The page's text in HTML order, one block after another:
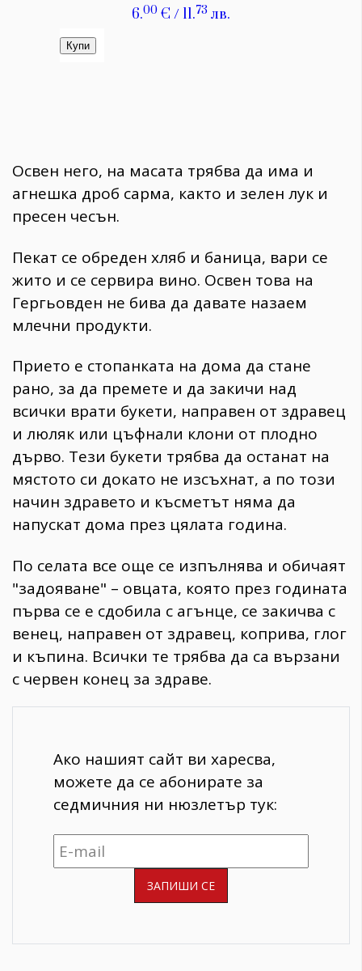
Освен него, на масата трябва да има и
агнешка дроб сарма, както и зелен лук и
пресен чесън.
Пекат се обреден хляб и баница, вари се
жито и се сервира вино. Освен това на
Гергьовден не бива да давате назаем
млечни продукти.
Прието е стопанката на дома да стане
рано, за да премете и да закичи над
всички врати букети, направен от здравец
и люляк или цъфнали клони от плодно
дърво. Тези букети трябва да останат на
мястото си докато не изсъхнат, а по този
начин здравето и късметът няма да
напускат дома през цялата година.
По селата все още се изпълнява и обичаят
"задояване" – овцата, която през годината
първа се е сдобила с агънце, се закичва с
венец, направен от здравец, коприва, глог
и къпина. Всички те трябва да са вързани
с червен конец за здраве.
Ако нашият сайт ви харесва,
можете да се абонирате за
седмичния ни нюзлетър тук: